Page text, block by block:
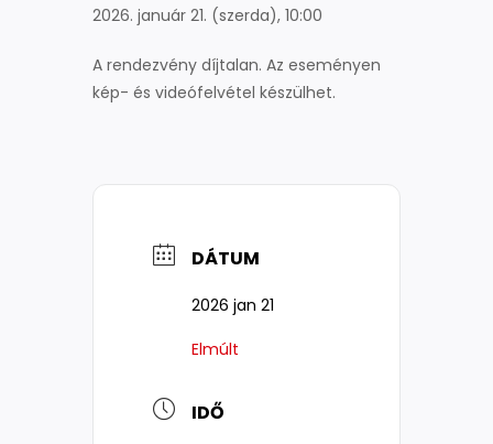
2026. január 21. (szerda), 10:00
A rendezvény díjtalan. Az eseményen
kép- és videófelvétel készülhet.
DÁTUM
2026 jan 21
Elmúlt
IDŐ